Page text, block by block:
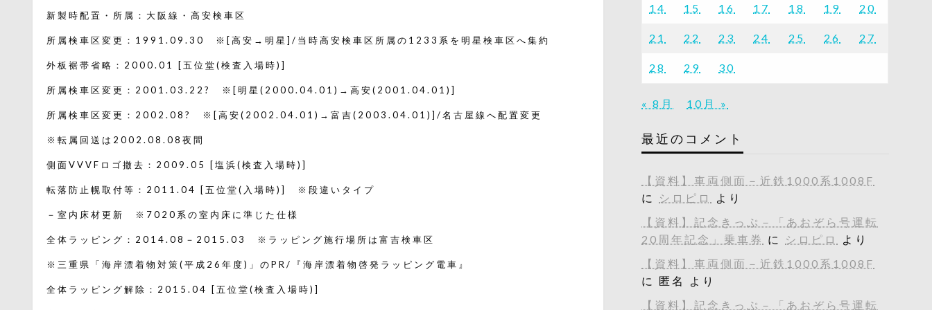
新製時配置・所属：大阪線・高安検車区
所属検車区変更：1991.09.30 ※[高安→明星]/当時高安検車区所属の1233系を明星検車区へ集約
外板裾帯省略：2000.01 [五位堂(検査入場時)]
所属検車区変更：2001.03.22? ※[明星(2000.04.01)→高安(2001.04.01)]
所属検車区変更：2002.08? ※[高安(2002.04.01)→富吉(2003.04.01)]/名古屋線へ配置変更
※転属回送は2002.08.08夜間
側面VVVFロゴ撤去：2009.05 [塩浜(検査入場時)]
転落防止幌取付等：2011.04 [五位堂(入場時)] ※段違いタイプ
－室内床材更新 ※7020系の室内床に準じた仕様
全体ラッピング：2014.08－2015.03 ※ラッピング施行場所は富吉検車区
※三重県「海岸漂着物対策(平成26年度)」のPR/『海岸漂着物啓発ラッピング電車』
全体ラッピング解除：2015.04 [五位堂(検査入場時)]
14 15 16 17 18 19 20
21 22 23 24 25 26 27
28 29 30
« 8月 10月 »
最近のコメント
【資料】車両側面－近鉄1000系1008F
に シロピロ
より
【資料】記念きっぷ－「あおぞら号運転
20周年記念」乗車券 に シロピロ
より
【資料】車両側面－近鉄1000系1008F
に 匿名
より
【資料】記念きっぷ－「あおぞら号運転